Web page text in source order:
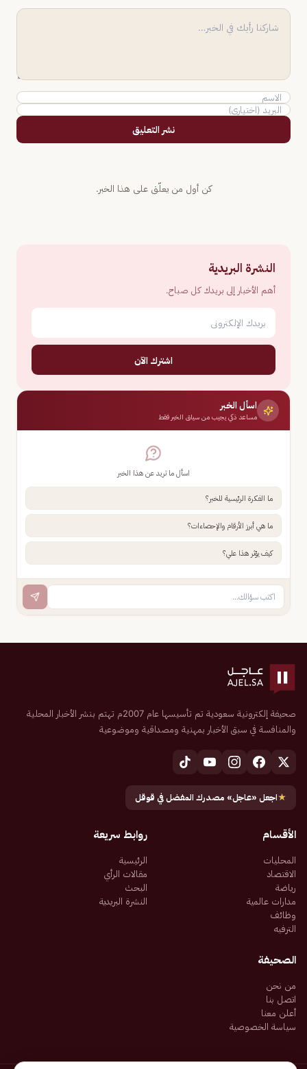
نشر التعليق
كن أول من يعلّق على هذا الخبر.
النشرة البريدية
أهم الأخبار إلى بريدك كل صباح.
اشترك الآن
اسأل الخبر
مساعد ذكي يجيب من سياق الخبر فقط
اسأل ما تريد عن هذا الخبر
ما الفكرة الرئيسية للخبر؟
ما هي أبرز الأرقام والإحصاءات؟
كيف يؤثر هذا علي؟
صحيفة إلكترونية سعودية تم تأسيسها عام 2007م تهتم بنشر الأخبار المحلية
والمنافسة في سبق الأخبار بمهنية ومصداقية وموضوعية
★اجعل «عاجل» مصدرك المفضل في قوقل
الأقسام
المحليات
الاقتصاد
رياضة
مدارات عالمية
وظائف
الترفيه
روابط سريعة
الرئيسية
مقالات الرأي
البحث
النشرة البريدية
الصحيفة
من نحن
اتصل بنا
أعلن معنا
سياسة الخصوصية